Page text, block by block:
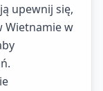
upewnij się,
Wietnamie w